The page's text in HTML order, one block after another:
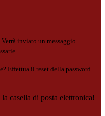
Verrà inviato un messaggio
Effettua il reset della password
casella di posta elettronica!